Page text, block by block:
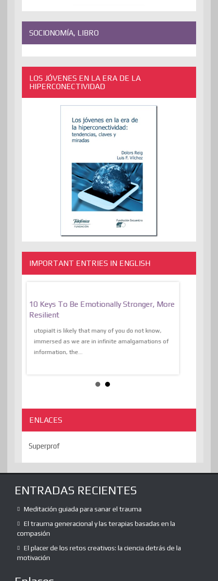
SOCIONOMÍA, LIBRO
LOS JÓVENES EN LA ERA DE LA
HIPERCONECTIVIDAD
IMPORTANT ENTRIES IN ENGLISH
10 Keys To Be Emotionally Stronger, More
Resilient
utopiaIt is likely that many of you do not know,
immersed as we are in infinite amalgamations of
information, the...
ENLACES
Superprof
ENTRADAS RECIENTES
Meditación guiada para sanar el trauma
El trauma generacional y las terapias basadas en la
compasión
El placer de los retos creativos: la ciencia detrás de la
motivación